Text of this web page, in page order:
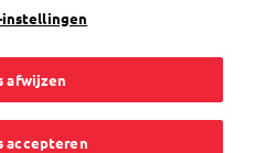
makkelijk uw
zendingen in
instellingen
afwijzen
accepteren